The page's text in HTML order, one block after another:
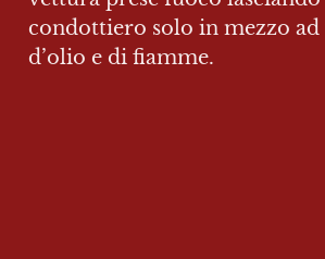
condottiero solo in mezzo
d’olio e di fiamme.